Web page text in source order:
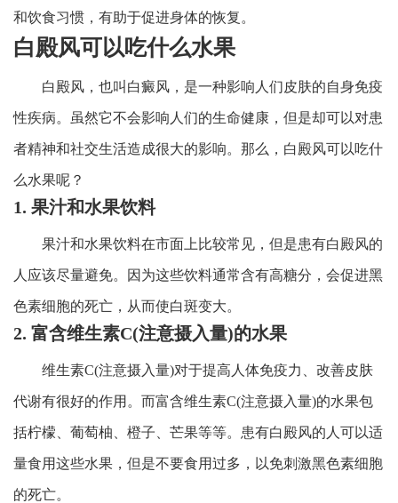
和饮食习惯，有助于促进身体的恢复。
白殿风可以吃什么水果
白殿风，也叫白癜风，是一种影响人们皮肤的自身免疫
性疾病。虽然它不会影响人们的生命健康，但是却可以对患
者精神和社交生活造成很大的影响。那么，白殿风可以吃什
么水果呢？
1. 果汁和水果饮料
果汁和水果饮料在市面上比较常见，但是患有白殿风的
人应该尽量避免。因为这些饮料通常含有高糖分，会促进黑
色素细胞的死亡，从而使白斑变大。
2. 富含维生素C(注意摄入量)的水果
维生素C(注意摄入量)对于提高人体免疫力、改善皮肤
代谢有很好的作用。而富含维生素C(注意摄入量)的水果包
括柠檬、葡萄柚、橙子、芒果等等。患有白殿风的人可以适
量食用这些水果，但是不要食用过多，以免刺激黑色素细胞
的死亡。